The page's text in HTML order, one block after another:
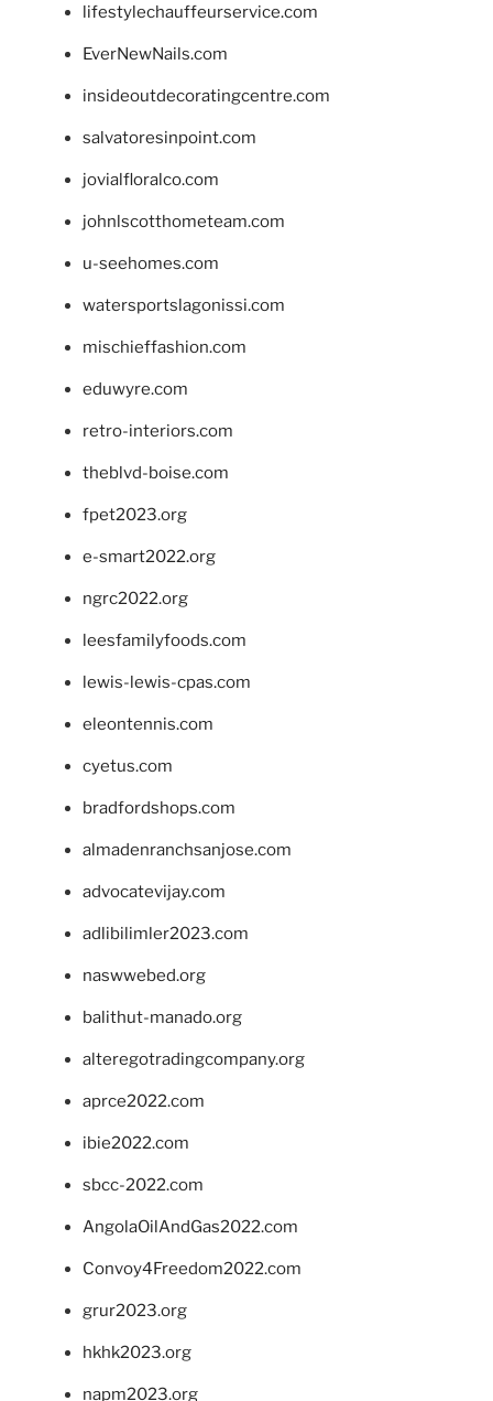
lifestylechauffeurservice.com
EverNewNails.com
insideoutdecoratingcentre.com
salvatoresinpoint.com
jovialfloralco.com
johnlscotthometeam.com
u-seehomes.com
watersportslagonissi.com
mischieffashion.com
eduwyre.com
retro-interiors.com
theblvd-boise.com
fpet2023.org
e-smart2022.org
ngrc2022.org
leesfamilyfoods.com
lewis-lewis-cpas.com
eleontennis.com
cyetus.com
bradfordshops.com
almadenranchsanjose.com
advocatevijay.com
adlibilimler2023.com
naswwebed.org
balithut-manado.org
alteregotradingcompany.org
aprce2022.com
ibie2022.com
sbcc-2022.com
AngolaOilAndGas2022.com
Convoy4Freedom2022.com
grur2023.org
hkhk2023.org
napm2023.org